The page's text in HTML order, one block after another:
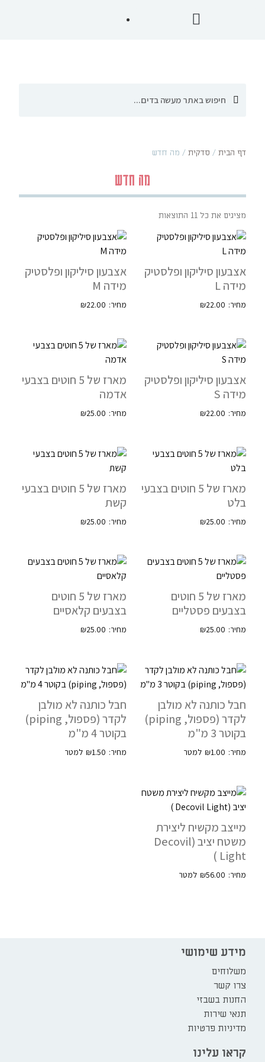
דף הבית / סדקית / מה חדש
מה חדש
מציגים את כל ⁦11⁩ התוצאות
אצבעון סיליקון ופלסטיק
מידה L
₪22.00
אצבעון סיליקון ופלסטיק
מידה M
₪22.00
אצבעון סיליקון ופלסטיק
מידה S
₪22.00
מארז של 5 חוטים בצבעי
אדמה
₪25.00
מארז של 5 חוטים בצבעי
בלט
₪25.00
מארז של 5 חוטים בצבעי
קשת
₪25.00
מארז של 5 חוטים
בצבעים פסטליים
₪25.00
מארז של 5 חוטים
בצבעים קלאסיים
₪25.00
חבל כותנה לא מולבן
לקדר (פספול, piping)
בקוטר 3 מ"מ
₪1.00
חבל כותנה לא מולבן
לקדר (פספול, piping)
בקוטר 4 מ"מ
₪1.50
מייצב מקשיח ליצירת
משטח יציב (Decovil
Light )
₪56.00
מידע שימושי
משלוחים
צרו קשר
החנות בשבזי
תנאי שירות
מדיניות פרטיות
קראו עלינו